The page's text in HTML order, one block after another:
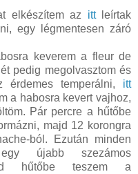
elkészítem az ittleírtak
egy légmentesen záró
keverem a fleur de
pedig megolvasztom és
érdemes temperálni, itt
a habosra kevert vajhoz,
Pár percre a hűtőbe
majd 12 korongra
ból. Ezután minden
egy újabb szezámos
hűtőbe teszem a